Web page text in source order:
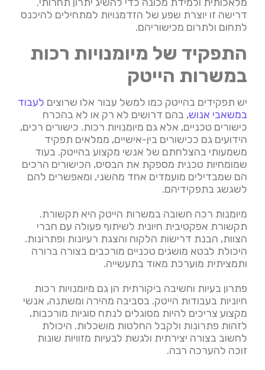
דרישה זו יוצרת שפע של הזדמנויות למתחילים להיכנס
לתחום ולתרום מכישוריהם.
התפקיד של מיומנויות רכות
במשרות הייטק
יש תפקידים בהייטק כמו למשל עבור אלו שרוצים לעבוד
במשאבי אנוש, בהם דרושים לא רק או לא בהכרח
כישורים טכניים, אלא גם מיומנויות רכות. כישורים רכים,
הידועים גם ככישורים בין-אישיים, ממלאים תפקיד
משמעותי בהצלחתם של אנשי מקצוע בהייטק. בעוד
שמומחיות טכנית מספקת את הבסיס, הכישורים הרכים
הם שמבדילים מועמדים אחד מהשני, ומאפשרים להם
לשגשג בתפקידיהם.
מיומנות רכה חשובה במשרות הייטק היא תקשורת.
תקשורת אפקטיבית חיונית לשיתוף פעולה עם חברי
הצוות, הבנת דרישות הלקוח והצגת רעיונות ופתרונות.
היכולת לבטא מושגים טכניים מורכבים בצורה ברורה
ותמציתית מוערכת מאוד בתעשייה.
פתרון בעיות וחשיבה ביקורתית הן גם מיומנויות רכות
חיוניות בעבודות הייטק. בסביבה מהירה ומשתנה, אנשי
מקצוע צריכים להיות מסוגלים לנתח סוגיות מורכבות,
לזהות פתרונות ולקבל החלטות מושכלות. היכולת
לחשוב בצורה יצירתית ולגשת לבעיות מזוויות שונות
זוכה להערכה רבה.